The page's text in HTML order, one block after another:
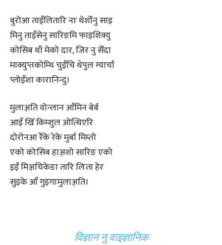
बुरोआ ताइँलितारि नाः थेर्शोनु साइ
मिनु ताइँसेनु सारिङमि फाइशिक्यु
कोसिब थाँ मेको दार, जिर नु सेँदा
माक्युप्तकोम्थि चुइँचि थेपुल ग्यार्चा
प्लोइँशा कारानिन्दु।
मुलाअ़ति वोन्लान आँमिन बेर्ब
आइँ खिँ किम्शुल ओत्थिएरि
दोरोनआ रेँके रेके मुर्बा मिम्तो
एको कोःसिब हाअ़शो सारिङ एको
इइँ मिअ़चिकेङा तारि लिःता हेर
सुइके आँ गुइगाःमुलाअ़ति।
विज्ञान नु वाइज्ञानिक